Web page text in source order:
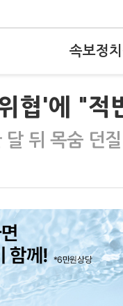
속보정치
협'에 "적
달 뒤 목숨 던